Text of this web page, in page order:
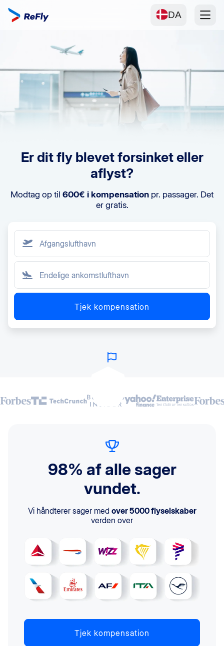
DA
Er dit fly blevet forsinket eller
aflyst?
Modtag op til 600€ i kompensation pr. passager. Det
er gratis.
Tjek kompensation
98% af alle sager
vundet.
Vi håndterer sager med over 5000 flyselskaber
verden over
Tjek kompensation